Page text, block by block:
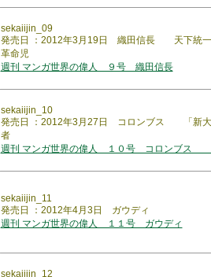
sekaiijin_09
発売日 ：2012年3月19日 織田信長 天下統一
革命児
週刊 マンガ世界の偉人 ９号 織田信長
sekaiijin_10
発売日 ：2012年3月27日 コロンブス 「新大
者
週刊 マンガ世界の偉人 １０号 コロンブス
sekaiijin_11
発売日 ：2012年4月3日 ガウディ
週刊 マンガ世界の偉人 １１号 ガウディ
sekaiijin_12